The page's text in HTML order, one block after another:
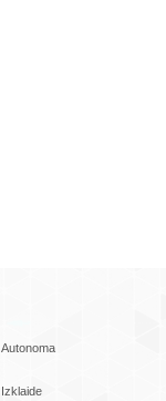
Autonoma
Izklaide